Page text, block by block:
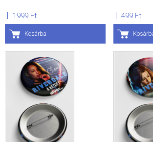
1999 Ft
Kosárba
499 Ft